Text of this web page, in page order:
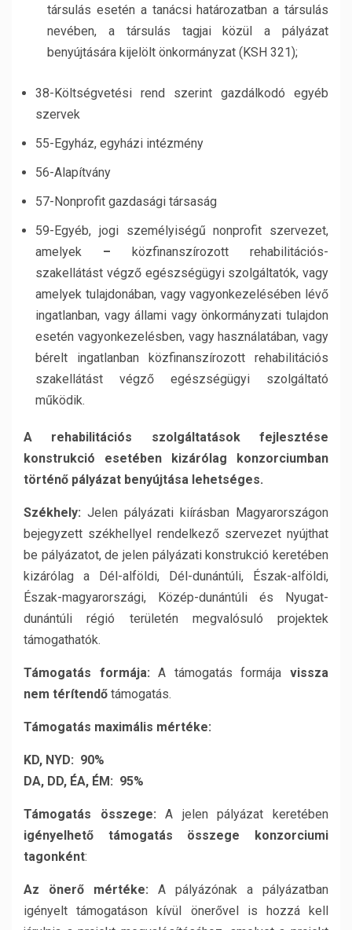
társulás esetén a tanácsi határozatban a társulás
nevében, a társulás tagjai közül a pályázat
benyújtására kijelölt önkormányzat (KSH 321);
38-Költségvetési rend szerint gazdálkodó egyéb
szervek
55-Egyház, egyházi intézmény
56-Alapítvány
57-Nonprofit gazdasági társaság
59-Egyéb, jogi személyiségű nonprofit szervezet,
amelyek – közfinanszírozott rehabilitációs-
szakellátást végző egészségügyi szolgáltatók, vagy
amelyek tulajdonában, vagy vagyonkezelésében lévő
ingatlanban, vagy állami vagy önkormányzati tulajdon
esetén vagyonkezelésben, vagy használatában, vagy
bérelt ingatlanban közfinanszírozott rehabilitációs
szakellátást végző egészségügyi szolgáltató
működik.
A rehabilitációs szolgáltatások fejlesztése
konstrukció esetében kizárólag konzorciumban
történő pályázat benyújtása lehetséges.
Székhely: Jelen pályázati kiírásban Magyarországon
bejegyzett székhellyel rendelkező szervezet nyújthat
be pályázatot, de jelen pályázati konstrukció keretében
kizárólag a Dél-alföldi, Dél-dunántúli, Észak-alföldi,
Észak-magyarországi, Közép-dunántúli és Nyugat-
dunántúli régió területén megvalósuló projektek
támogathatók.
Támogatás formája:A támogatás formájavissza
nem térítendő támogatás.
Támogatás maximális mértéke:
KD, NYD: 90%
DA, DD, ÉA, ÉM: 95%
Támogatás összege:A jelen pályázat keretében
igényelhető támogatás összege konzorciumi
tagonként:
Az önerő mértéke: A pályázónak a pályázatban
igényelt támogatáson kívül önerővel is hozzá kell